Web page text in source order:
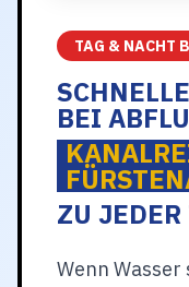
TAG & NACHT
BEI
ZU
Wenn